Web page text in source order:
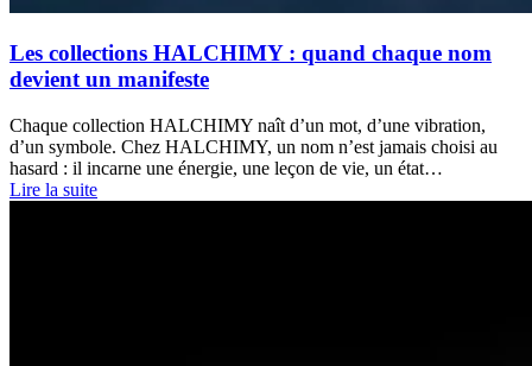
Les collections HALCHIMY : quand chaque nom
devient un manifeste
Chaque collection HALCHIMY naît d’un mot, d’une vibration,
d’un symbole. Chez HALCHIMY, un nom n’est jamais choisi au
hasard : il incarne une énergie, une leçon de vie, un état…
Lire la suite